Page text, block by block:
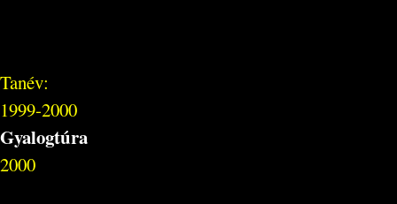
Tanév:
1999-2000
Gyalogtúra
2000